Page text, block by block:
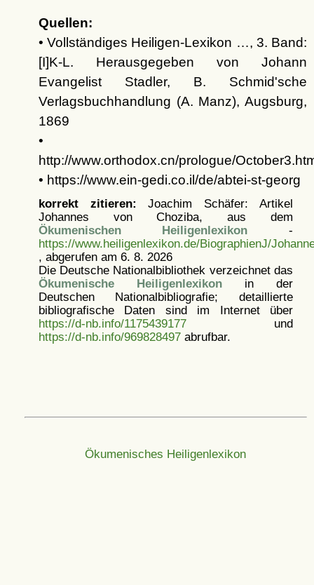
Quellen:
• Vollständiges Heiligen-Lexikon …, 3. Band:
[I]K-L. Herausgegeben von Johann
Evangelist Stadler, B. Schmid'sche
Verlagsbuchhandlung (A. Manz), Augsburg,
1869
•
http://www.orthodox.cn/prologue/
• https://www.ein-gedi.co.il/de/abtei-st-georg
korrekt zitieren: Joachim Schäfer: Artikel
Johannes von Choziba, aus dem
Ökumenischen Heiligenlexikon -
https://www.heiligenlexikon.de/BiographienJ/
, abgerufen am 6. 8. 2026
Die Deutsche Nationalbibliothek verzeichnet das
Ökumenische Heiligenlexikonin der
Deutschen Nationalbibliografie; detaillierte
bibliografische Daten sind im Internet über
https://d-nb.info/1175439177und
https://d-nb.info/969828497abrufbar.
Ökumenisches Heiligenlexikon